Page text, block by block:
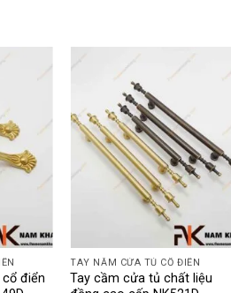
điển
TAY NẮM CỬA TỦ CỔ ĐIỂN
Tay cầm cửa tủ chất liệu